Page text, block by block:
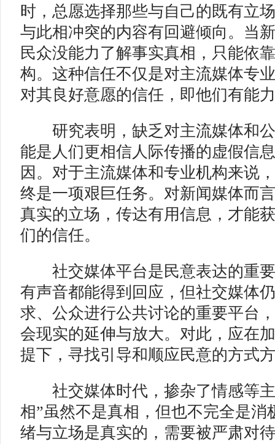
时，总愿选择那些与自己的既有立
与此相冲突的内容有回避倾向。当
民众没能力了解事实真相，只能依
构。这种信任不仅是对主流媒体专
对其良好意愿的信任，即他们有能
研究表明，缺乏对主流媒体和公
能是人们更相信人际传播的虚假信
因。对于主流媒体和专业机构来说
终是一项艰巨任务。对新闻媒体而
真实的立场，传达有用信息，才能
们的信任。
社交媒体平台是民意表达的重要
有声音都能得到回应，但社交媒体
求、公众进行公共讨论的重要平台
会现实的延伸与放大。对此，应在
提下，寻找引导和顺应民意的方式
社交媒体时代，掺杂了情感等主
相”虽然不是真相，但也不完全是消
绪与立场是真实的，需要被严肃对